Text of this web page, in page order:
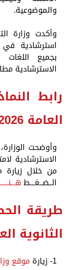
والموضوعية.
استرشادية في
بجميع
الاسترشادية
رابط
العامة 2026
وأوضحت
الاسترشادية
من خلال زيارة
الــضــغـــط
طريقة
الثانوية
1- زيارة موقع